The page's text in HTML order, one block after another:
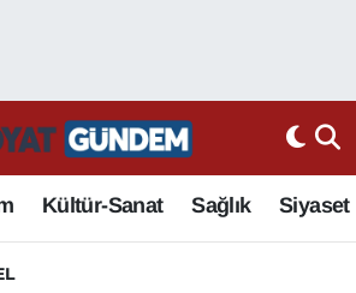
Kültür-Sanat Sağlık Siyaset